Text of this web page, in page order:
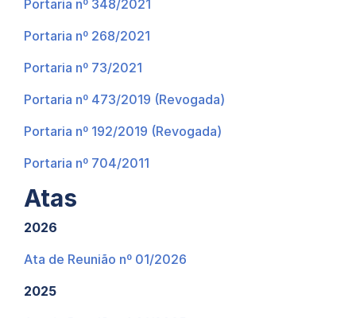
Portaria nº 348/2021
Portaria nº 268/2021
Portaria nº 73/2021
Portaria nº 473/2019 (Revogada)
Portaria nº 192/2019 (Revogada)
Portaria nº 704/2011
Atas
2026
Ata de Reunião nº 01/2026
2025